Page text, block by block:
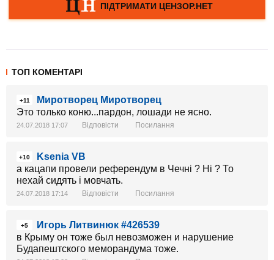
ТОП КОМЕНТАРІ
+11
Миротворец Миротворец
Это только коню...пардон, лошади не ясно.
24.07.2018 17:07 Відповісти Посилання
+10
Ksenia VB
а кацапи провели референдум в Чечні ? Ні ? То
нехай сидять і мовчать.
24.07.2018 17:14 Відповісти Посилання
+5
Игорь Литвинюк #426539
в Крыму он тоже был невозможен и нарушение
Будапештского меморандума тоже.